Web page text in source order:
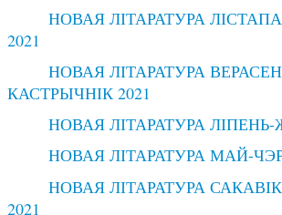
НОВАЯ ЛІТАРАТУРА
2021
НОВАЯ ЛІТАРАТУРА
КАСТРЫЧНІК 2021
НОВАЯ ЛІТАРАТУРА ЛІПЕНЬ-
НОВАЯ ЛІТАРАТУРА МАЙ-
НОВАЯ ЛІТАРАТУРА
2021